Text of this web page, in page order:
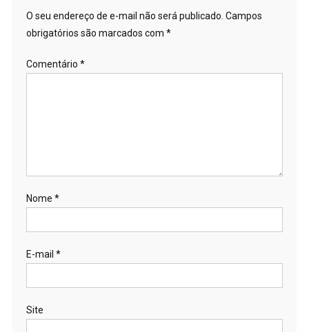
O seu endereço de e-mail não será publicado. Campos
obrigatórios são marcados com *
Comentário *
Nome *
E-mail *
Site